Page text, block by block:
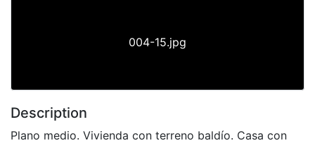
004-15.jpg
Description
Plano medio. Vivienda con terreno baldío. Casa con